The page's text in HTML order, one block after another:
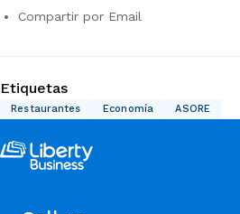
Compartir por Email
Etiquetas
Restaurantes Economía ASORE